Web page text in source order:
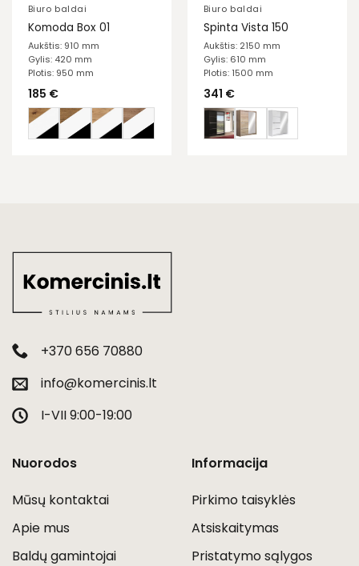
Biuro baldai
Komoda Box 01
Aukštis: 910 mm
Gylis: 420 mm
Plotis: 950 mm
185 €
Biuro baldai
Spinta Vista 150
Aukštis: 2150 mm
Gylis: 610 mm
Plotis: 1500 mm
341 €
+370 656 70880
info@komercinis.lt
I-VII 9:00-19:00
Nuorodos
Mūsų kontaktai
Apie mus
Baldų gamintojai
Informacija
Pirkimo taisyklės
Atsiskaitymas
Pristatymo sąlygos